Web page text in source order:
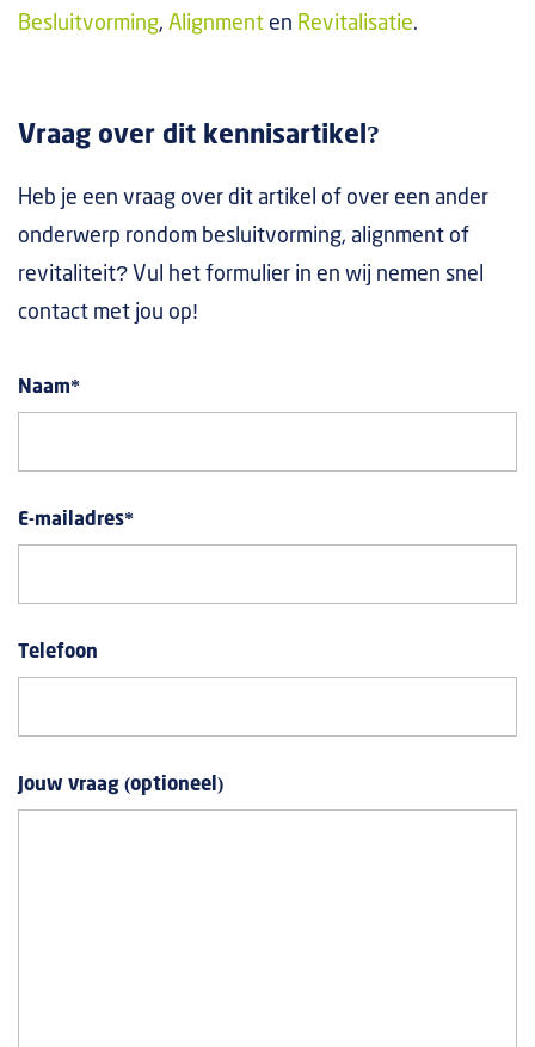
Besluitvorming, Alignment en Revitalisatie.
Vraag over dit kennisartikel?
Heb je een vraag over dit artikel of over een ander
onderwerp rondom besluitvorming, alignment of
revitaliteit? Vul het formulier in en wij nemen snel
contact met jou op!
Naam*
E-mailadres*
Telefoon
Jouw vraag (optioneel)